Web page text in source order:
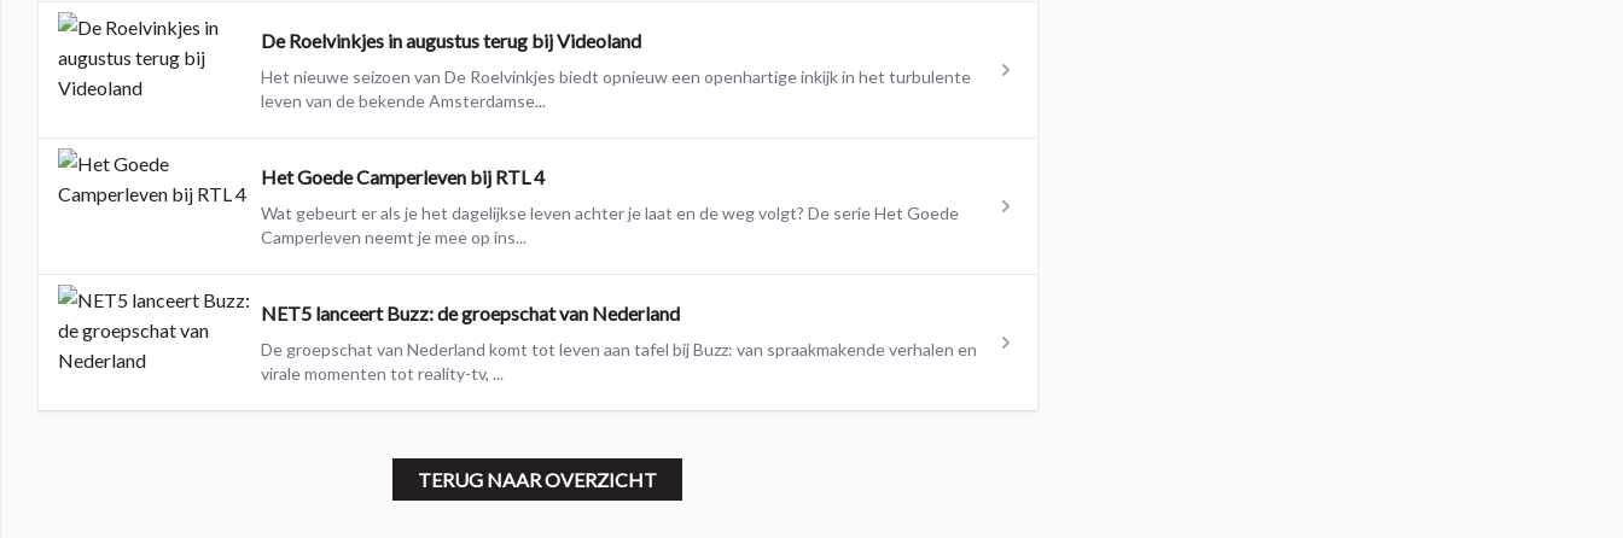
De Roelvinkjes in augustus terug bij Videoland
Het nieuwe seizoen van De Roelvinkjes biedt opnieuw een openhartige inkijk in het turbulente
leven van de bekende Amsterdamse...
Het Goede Camperleven bij RTL 4
Wat gebeurt er als je het dagelijkse leven achter je laat en de weg volgt? De serie Het Goede
Camperleven neemt je mee op ins...
NET5 lanceert Buzz: de groepschat van Nederland
De groepschat van Nederland komt tot leven aan tafel bij Buzz: van spraakmakende verhalen en
virale momenten tot reality-tv, ...
TERUG NAAR OVERZICHT